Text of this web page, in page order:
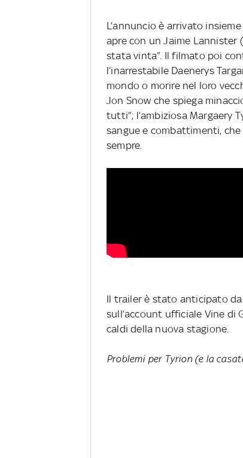
L’annuncio è arrivato insieme
apre con un Jaime Lannister
stata vinta”. Il filmato poi
l’inarrestabile Daenerys
mondo o morire nel loro
Jon Snow che spiega
tutti”; l’ambiziosa Margaery
sangue e combattimenti,
sempre.
Il trailer è stato anticipato
sull’account ufficiale Vine di
caldi della nuova stagione.
Problemi per Tyrion (e la